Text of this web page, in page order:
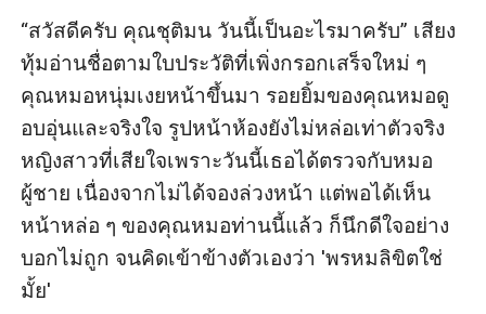
“สวัสดีครับ คุณชุติมน วันนี้เป็นอะไรมาครับ” เสียง
ทุ้มอ่านชื่อตามใบประวัติที่เพิ่งกรอกเสร็จใหม่ ๆ
คุณหมอหนุ่มเงยหน้าขึ้นมา รอยยิ้มของคุณหมอดู
อบอุ่นและจริงใจ รูปหน้าห้องยังไม่หล่อเท่าตัวจริง
หญิงสาวที่เสียใจเพราะวันนี้เธอได้ตรวจกับหมอ
ผู้ชาย เนื่องจากไม่ได้จองล่วงหน้า แต่พอได้เห็น
หน้าหล่อ ๆ ของคุณหมอท่านนี้แล้ว ก็นึกดีใจอย่าง
บอกไม่ถูก จนคิดเข้าข้างตัวเองว่า 'พรหมลิขิตใช่
มั้ย'